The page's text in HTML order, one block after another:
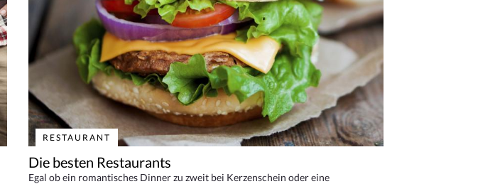
RESTAURANT
Die besten Restaurants
Egal ob ein romantisches Dinner zu zweit bei Kerzenschein oder eine